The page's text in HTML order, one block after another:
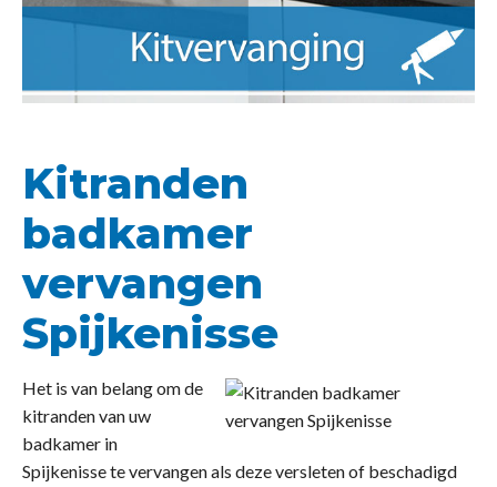
Kitranden
badkamer
vervangen
Spijkenisse
Het is van belang om de
kitranden van uw
badkamer in
Spijkenisse te vervangen als deze versleten of beschadigd